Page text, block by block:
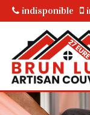
indisponible